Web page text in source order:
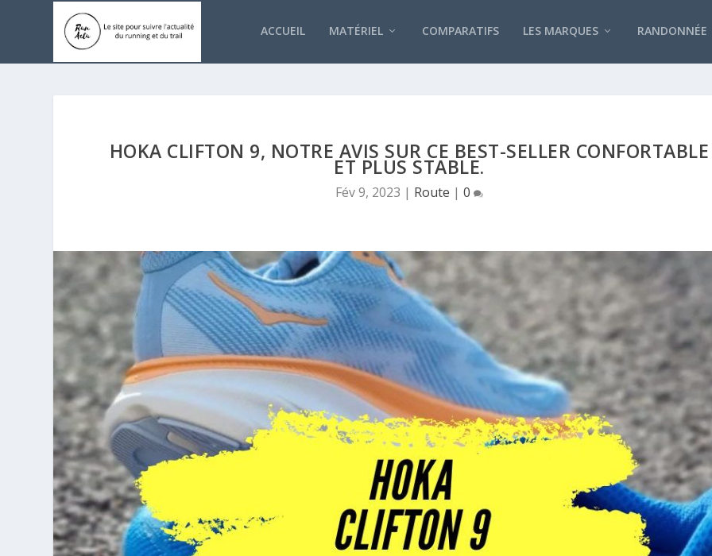
ACCUEIL MATÉRIEL COMPARATIFS LES MARQUES RANDONNÉE
HOKA CLIFTON 9, NOTRE AVIS SUR CE BEST-SELLER CONFORTABLE
ET PLUS STABLE.
Fév 9, 2023 | Route | 0